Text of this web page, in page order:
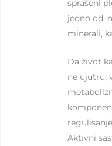
sprašeni
jedno od,
minerali,
Da život
ne ujutru,
Aktivni